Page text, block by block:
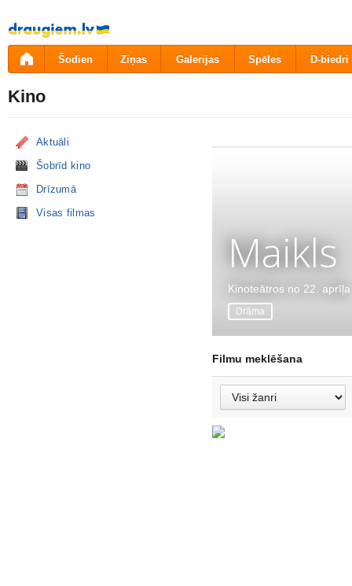
Pāriet
uz
saturu
Šodien Ziņas Galerijas Spēles D-biedri
Kino
Aktuāli
Šobrīd kino
Drīzumā
Visas filmas
Maikls
Kinoteātros no 22. aprīļa
Drāma
Filmu meklēšana